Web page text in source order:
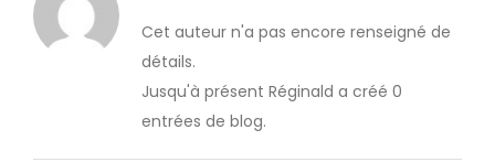
Cet auteur n'a pas encore renseigné de
détails.
Jusqu'à présent Réginald a créé 0
entrées de blog.